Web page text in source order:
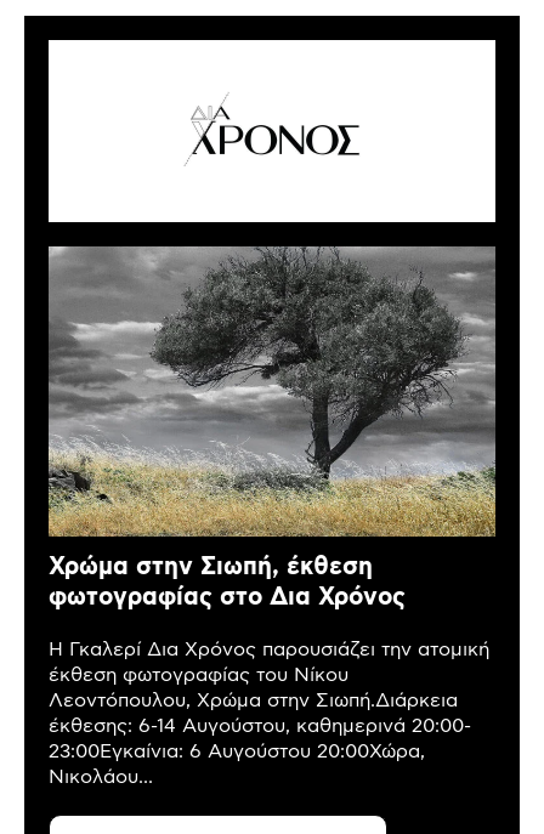
Χρώμα στην Σιωπή, έκθεση
φωτογραφίας στο Δια Χρόνος
Η Γκαλερί Δια Χρόνος παρουσιάζει την ατομική
έκθεση φωτογραφίας του Νίκου
Λεοντόπουλου, Χρώμα στην Σιωπή.Διάρκεια
έκθεσης: 6-14 Αυγούστου, καθημερινά 20:00-
23:00Εγκαίνια: 6 Αυγούστου 20:00Χώρα,
Νικολάου...